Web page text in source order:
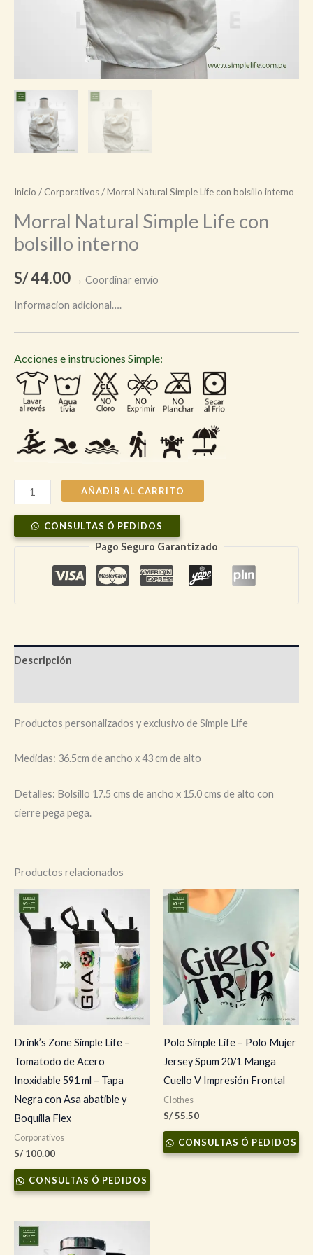
Inicio / Corporativos/ Morral Natural Simple Life con bolsillo interno
Morral Natural Simple Life con
bolsillo interno
S/44.00 → Coordinar envío
Informacion adicional….
Acciones e instruciones Simple:
Morral
Natural
Simple
Life
interno
AÑADIR AL CARRITO
CONSULTAS Ó PEDIDOS
Pago Seguro Garantizado
Descripción
Productos personalizados y exclusivo de Simple Life
Medidas: 36.5cm de ancho x 43 cm de alto
Detalles: Bolsillo 17.5 cms de ancho x 15.0 cms de alto con
cierre pega pega.
Productos relacionados
Drink’s Zone Simple Life –
Tomatodo de Acero
Inoxidable 591 ml – Tapa
Negra con Asa abatible y
Boquilla Flex
Corporativos
S/ 100.00
CONSULTAS Ó PEDIDOS
Polo Simple Life – Polo Mujer
Jersey Spum 20/1 Manga
Cuello V Impresión Frontal
Clothes
S/55.50
CONSULTAS Ó PEDIDOS